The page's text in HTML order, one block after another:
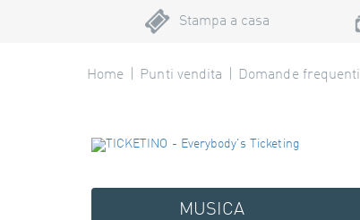
Stampa a casa
Home Punti vendita Domande frequenti
MUSICA